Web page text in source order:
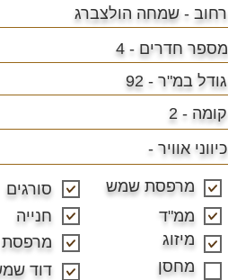
רחוב - שמחה הולצברג
מספר חדרים - 4
גודל במ"ר - 92
קומה - 2
כיווני אוויר -
סורגים
חנייה
מרפסת
דוד
מרפסת שמש
ממ"ד
מיזוג
מחסן